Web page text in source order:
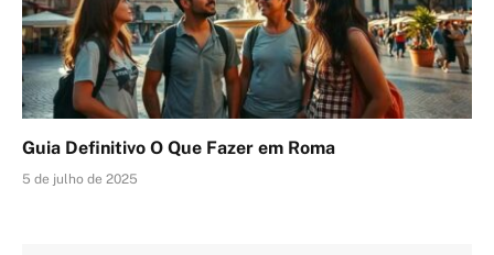
Guia Definitivo O Que Fazer em Roma
5 de julho de 2025